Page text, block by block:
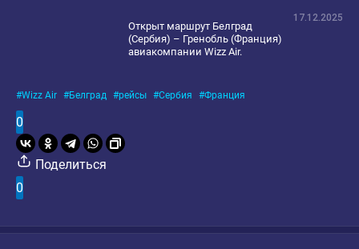
17.12.2025
Открыт маршрут Белград
(Сербия) – Гренобль (Франция)
авиакомпании Wizz Air.
Wizz Air Белград рейсы Сербия Франция
0
Поделиться
0